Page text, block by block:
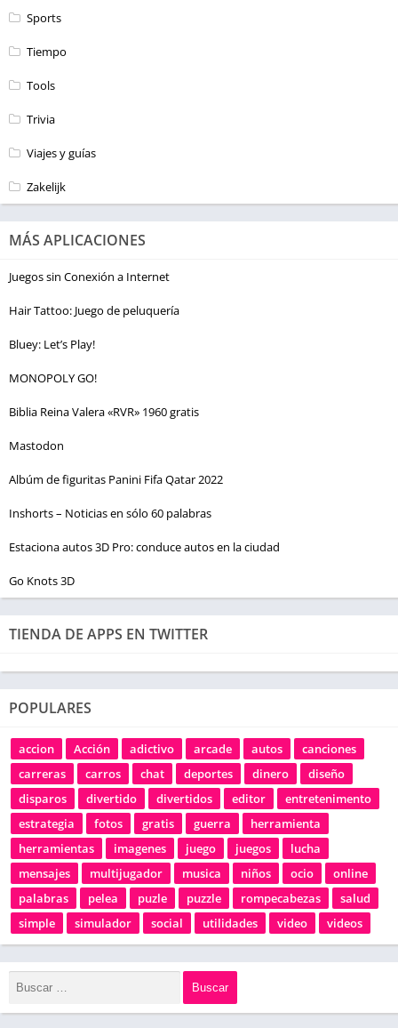
Sports
Tiempo
Tools
Trivia
Viajes y guías
Zakelijk
MÁS APLICACIONES
Juegos sin Conexión a Internet
Hair Tattoo: Juego de peluquería
Bluey: Let’s Play!
MONOPOLY GO!
Biblia Reina Valera «RVR» 1960 gratis
Mastodon
Albúm de figuritas Panini Fifa Qatar 2022
Inshorts – Noticias en sólo 60 palabras
Estaciona autos 3D Pro: conduce autos en la ciudad
Go Knots 3D
TIENDA DE APPS EN TWITTER
POPULARES
accion Acción adictivo arcade autos
canciones
carreras
carros chat deportes dinero
diseño
disparos
divertido divertidos editor
entretenimento
estrategia
fotos gratis guerra
herramienta
herramientas
imagenes juego juegos
lucha
mensajes
multijugador musica niños ocio
online
palabras
pelea puzle puzzle rompecabezas
salud
simple
simulador social utilidades video videos